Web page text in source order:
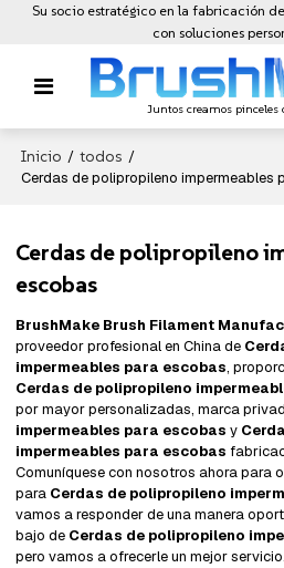
Su socio estratégico en la fabricación
con soluciones
Juntos creamos pinceles
Inicio / todos /
Cerdas de polipropileno impermeables
Cerdas de polipropileno
escobas
BrushMake Brush Filament
proveedor profesional en China de
impermeables para escobas,
Cerdas de polipropileno
por mayor personalizadas, marca
impermeables para escobas y
impermeables para escobas
Comuníquese con nosotros ahora para
para Cerdas de polipropileno
vamos a responder de una manera
bajo de Cerdas de polipropileno
pero vamos a ofrecerle un mejor servicio.